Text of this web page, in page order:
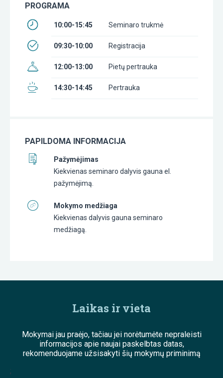
PROGRAMA
10:00-15:45 Seminaro trukmė
09:30-10:00 Registracija
12:00-13:00 Pietų pertrauka
14:30-14:45 Pertrauka
PAPILDOMA INFORMACIJA
Pažymėjimas
Kiekvienas seminaro dalyvis gauna el.
pažymėjimą.
Mokymo medžiaga
Kiekvienas dalyvis gauna seminaro
medžiagą.
Laikas ir vieta
Mokymai jau praėjo, tačiau jei norėtumėte nepraleisti
informacijos apie naujai paskelbtas datas,
rekomenduojame užsisakyti šių mokymų priminimą
;